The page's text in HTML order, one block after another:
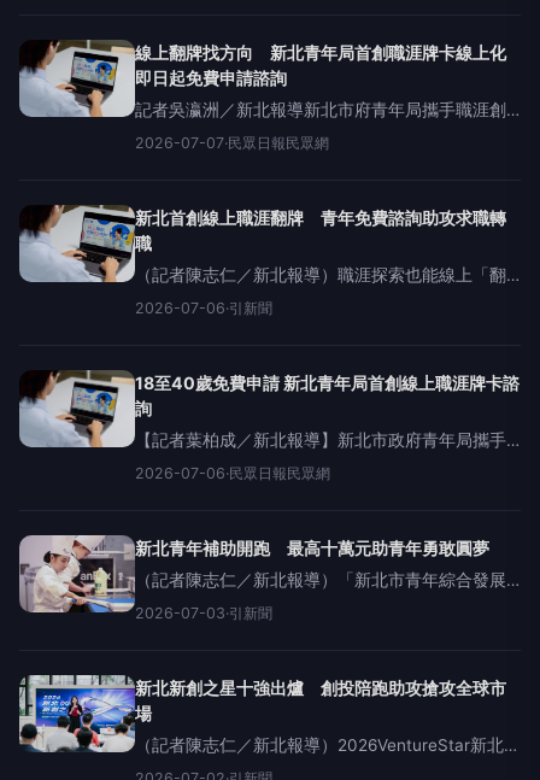
「第九屆互聯網大學DemoDay成果發表」，透過
線上翻牌找方向 新北青年局首創職涯牌卡線上化
即日起免費申請諮詢
記者吳瀛洲／新北報導新北市府青年局攜手職涯創
新服務品牌「NaviCareer職游」，全面升級線上職
系統」，首度將職涯牌卡數位化，結合具備國際
2026-07-07·民眾日報民眾網
新北首創線上職涯翻牌 青年免費諮詢助攻求職轉
職
（記者陳志仁／新北報導）職涯探索也能線上「翻
牌」！新北市政府青年局攜手職涯創新服務品牌
統」，將職涯牌卡全面數位化；結合國際認證職涯
諮詢師，提供沉
2026-07-06·引新聞
18至40歲免費申請 新北青年局首創線上職涯牌卡諮
詢
【記者葉柏成／新北報導】新北市政府青年局攜手
職涯創新服務品牌NaviCareer職游，推出全台首創
數位化，結合具國際認證的專業職涯諮詢師，讓青
年透
2026-07-06·民眾日報民眾網
新北青年補助開跑 最高十萬元助青年勇敢圓夢
（記者陳志仁／新北報導）「新北市青年綜合發展
補助」第二期即日起開放申請，新北市政府青年局
年辦理成果展、畢業製作、海外參展及國際競賽
等，鼓勵青年勇敢追夢
2026-07-03·引新聞
新北新創之星十強出爐 創投陪跑助攻搶攻全球市
場
（記者陳志仁／新北報導）2026VentureStar新北新
創之星挑戰賽今（2）日公布決賽10強名單，共有71